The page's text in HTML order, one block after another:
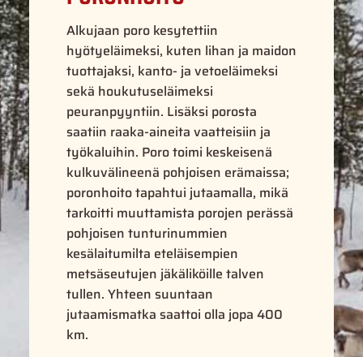
Alkujaan poro kesytettiin
hyötyeläimeksi, kuten lihan ja maidon
tuottajaksi, kanto- ja vetoeläimeksi
sekä houkutuseläimeksi
peuranpyyntiin. Lisäksi porosta
saatiin raaka-aineita vaatteisiin ja
työkaluihin. Poro toimi keskeisenä
kulkuvälineenä pohjoisen erämaissa;
poronhoito tapahtui jutaamalla, mikä
tarkoitti muuttamista porojen perässä
pohjoisen tunturinummien
kesälaitumilta eteläisempien
metsäseutujen jäkäliköille talven
tullen. Yhteen suuntaan
jutaamismatka saattoi olla jopa 400
km.